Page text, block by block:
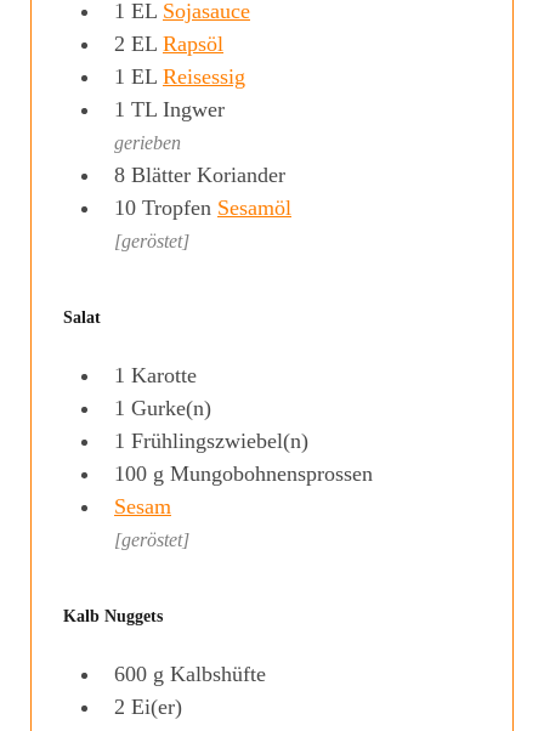
1 EL Sojasauce
2 EL Rapsöl
1 EL Reisessig
1 TL Ingwer
gerieben
8 Blätter Koriander
10 Tropfen Sesamöl
[geröstet]
Salat
1 Karotte
1 Gurke(n)
1 Frühlingszwiebel(n)
100 g Mungobohnensprossen
Sesam
[geröstet]
Kalb Nuggets
600 g Kalbshüfte
2 Ei(er)